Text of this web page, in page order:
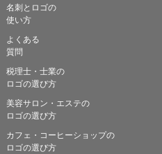
名刺とロゴの
使い方
よくある
質問
税理士・士業の
ロゴの選び方
美容サロン・エステの
ロゴの選び方
カフェ・コーヒーショップの
ロゴの選び方